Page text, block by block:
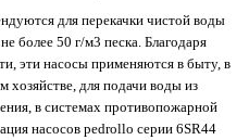
для перекачки чистой воды
более 50 г/м3 песка. Благодаря
эти насосы применяются в быту, в
хозяйстве, для подачи воды из
в системах противопожарной
насосов pedrollo серии 6SR44